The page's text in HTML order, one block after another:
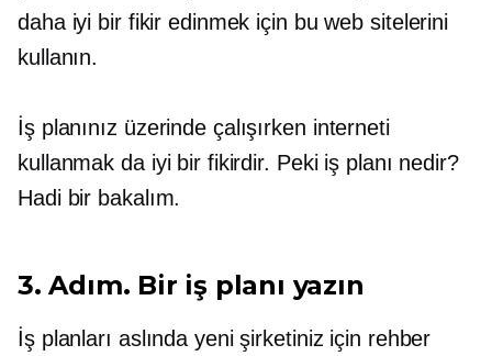
daha iyi bir fikir edinmek için bu web sitelerini
kullanın.
İş planınız üzerinde çalışırken interneti
kullanmak da iyi bir fikirdir. Peki iş planı nedir?
Hadi bir bakalım.
3. Adım. Bir iş planı yazın
İş planları aslında yeni şirketiniz için rehber